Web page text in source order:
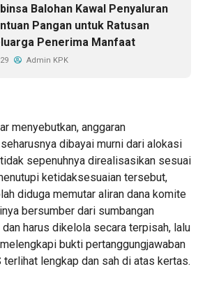
Balohan Kawal Penyaluran
Pangan untuk Ratusan
Penerima Manfaat
29 Admin KPK
menyebutkan, anggaran
dibayai murni dari alokasi
sepenuhnya direalisasikan sesuai
ketidaksesuaian tersebut,
diduga memutar aliran dana komite
bersumber dari sumbangan
harus dikelola secara terpisah, lalu
bukti pertanggungjawaban
terlihat lengkap dan sah di atas kertas.